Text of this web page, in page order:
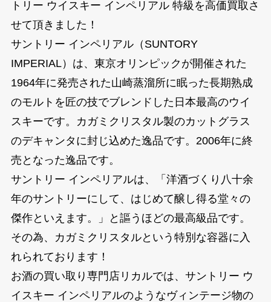
トリー ウイスキー インペリアル 特級を高価買取さ
せて頂きました！
サントリー インペリアル（SUNTORY
IMPERIAL）は、東京オリンピックが開催された
1964年に発売された山崎蒸溜所に眠った長期熟成
のモルトを匠の技でブレンドした日本最高のウイ
スキーです。カガミクリスタル製のカットグラス
のデキャンタに封じ込めた逸品です。2006年に終
売となった逸品です。
サントリー インペリアルは、「洋酒づくり八十余
年のサントリーにして、はじめて醸し得る堂々の
傑作といえます。」と謳うほどの最高級品です。
その為、カガミクリスタルという特別な容器に入
れられております！
お酒の買い取り専門店リカルでは、サントリー ウ
イスキー インペリアルのようなヴィンテージ物の